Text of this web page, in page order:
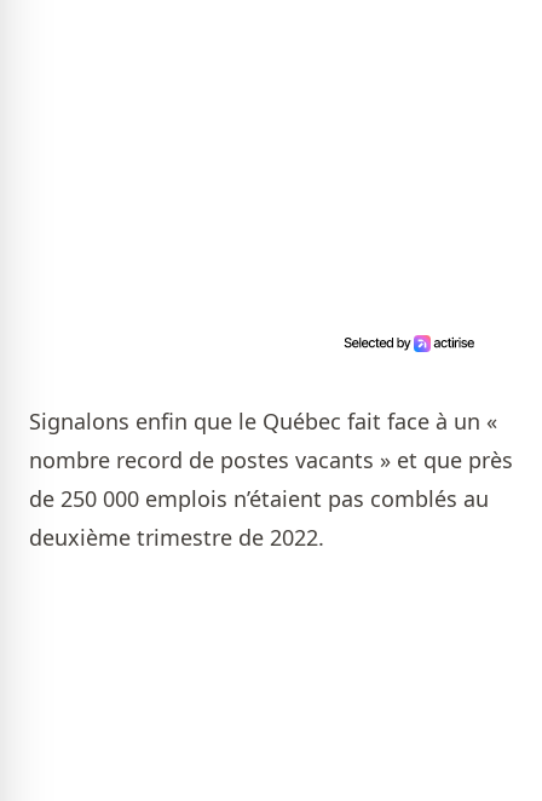
Signalons enfin que le Québec fait face à un «
nombre record de postes vacants » et que près
de 250 000 emplois n’étaient pas comblés au
deuxième trimestre de 2022.